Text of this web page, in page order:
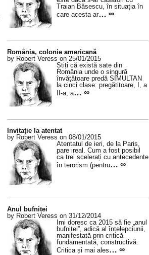
Traian Băsescu, în situația în
care acesta ar… ∞
România, colonie americană
by Robert Veress on 25/01/2015
Știți că există sate din
România unde o singură
învățătoare predă SIMULTAN
la cinci clase: pregătitoare, I, a
II-a, a… ∞
Invitație la atentat
by Robert Veress on 08/01/2015
Atentatul de ieri, de la Paris,
pare ireal. Cum a fost posibil
ca trei scelerați cu antecedente
în terorism (pentru… ∞
Anul bufniței
by Robert Veress on 31/12/2014
Îmi doresc ca 2015 să fie „anul
bufniței”, adică al înțelepciunii,
manifestată prin critică
fundamentată, constructivă.
Critica și mai ales… ∞